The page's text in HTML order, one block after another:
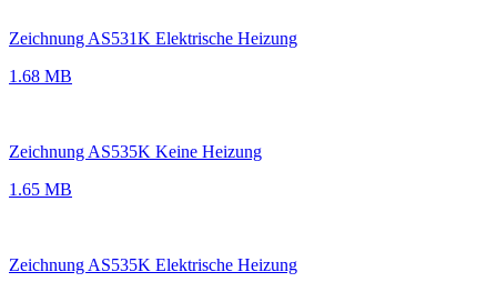
Zeichnung AS531K Elektrische Heizung
1.68 MB
Zeichnung AS535K Keine Heizung
1.65 MB
Zeichnung AS535K Elektrische Heizung